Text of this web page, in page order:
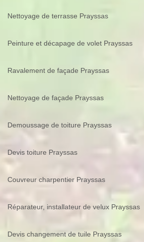
Nettoyage de terrasse Prayssas
Peinture et décapage de volet Prayssas
Ravalement de façade Prayssas
Nettoyage de façade Prayssas
Demoussage de toiture Prayssas
Devis toiture Prayssas
Couvreur charpentier Prayssas
Réparateur, installateur de velux Prayssas
Devis changement de tuile Prayssas